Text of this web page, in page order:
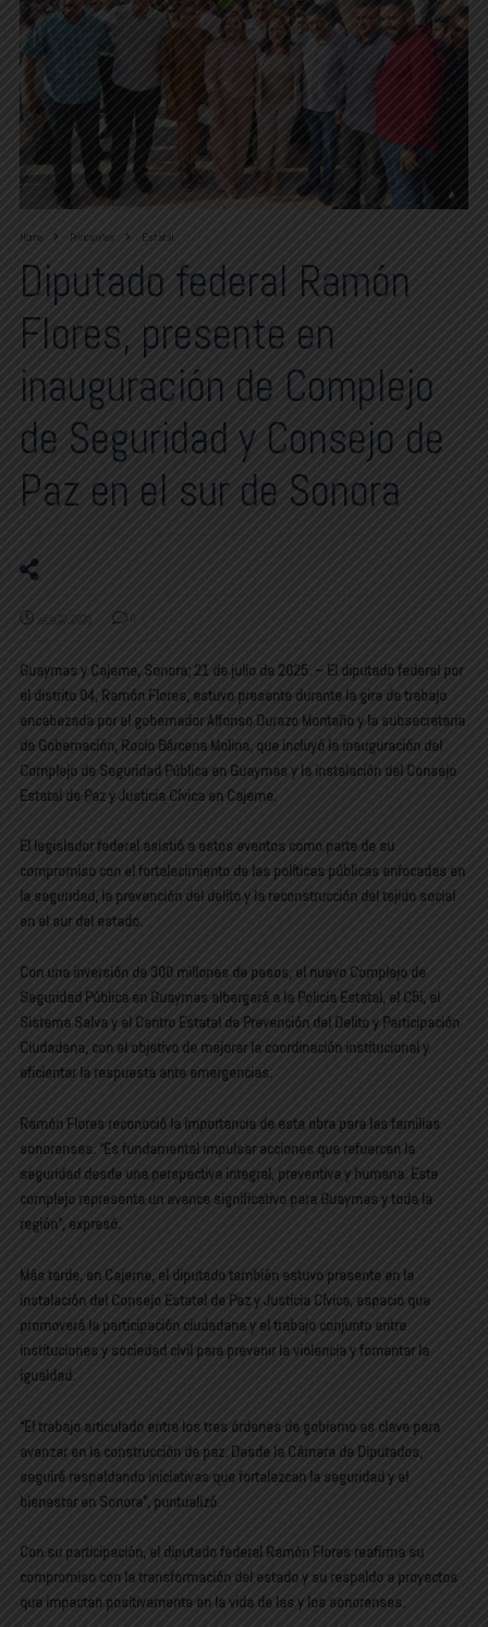
Home Principales Estatal
Diputado federal Ramón
Flores, presente en
inauguración de Complejo
de Seguridad y Consejo de
Paz en el sur de Sonora
julio 22, 2025 0
Guaymas y Cajeme, Sonora; 21 de julio de 2025. – El diputado federal por
el distrito 04, Ramón Flores, estuvo presente durante la gira de trabajo
encabezada por el gobernador Alfonso Durazo Montaño y la subsecretaria
de Gobernación, Rocío Bárcena Molina, que incluyó la inauguración del
Complejo de Seguridad Pública en Guaymas y la instalación del Consejo
Estatal de Paz y Justicia Cívica en Cajeme.
El legislador federal asistió a estos eventos como parte de su
compromiso con el fortalecimiento de las políticas públicas enfocadas en
la seguridad, la prevención del delito y la reconstrucción del tejido social
en el sur del estado.
Con una inversión de 300 millones de pesos, el nuevo Complejo de
Seguridad Pública en Guaymas albergará a la Policía Estatal, el C5i, el
Sistema Salva y el Centro Estatal de Prevención del Delito y Participación
Ciudadana, con el objetivo de mejorar la coordinación institucional y
eficientar la respuesta ante emergencias.
Ramón Flores reconoció la importancia de esta obra para las familias
sonorenses. “Es fundamental impulsar acciones que refuercen la
seguridad desde una perspectiva integral, preventiva y humana. Este
complejo representa un avance significativo para Guaymas y toda la
región”, expresó.
Más tarde, en Cajeme, el diputado también estuvo presente en la
instalación del Consejo Estatal de Paz y Justicia Cívica, espacio que
promoverá la participación ciudadana y el trabajo conjunto entre
instituciones y sociedad civil para prevenir la violencia y fomentar la
igualdad.
“El trabajo articulado entre los tres órdenes de gobierno es clave para
avanzar en la construcción de paz. Desde la Cámara de Diputados,
seguiré respaldando iniciativas que fortalezcan la seguridad y el
bienestar en Sonora”, puntualizó.
Con su participación, el diputado federal Ramón Flores reafirma su
compromiso con la transformación del estado y su respaldo a proyectos
que impactan positivamente en la vida de las y los sonorenses.